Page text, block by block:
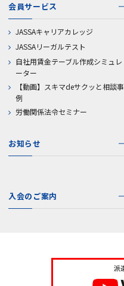
会員サービス
JASSAキャリアカレッジ
JASSAリーガルテスト
自社用賃金テーブル作成シミュレ
ーター
【動画】スキマdeサクッと相談事
例
労働関係法令セミナー
お知らせ
入会のご案内